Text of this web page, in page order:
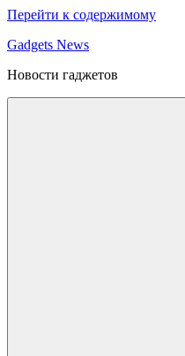
Перейти к содержимому
Gadgets News
Новости гаджетов